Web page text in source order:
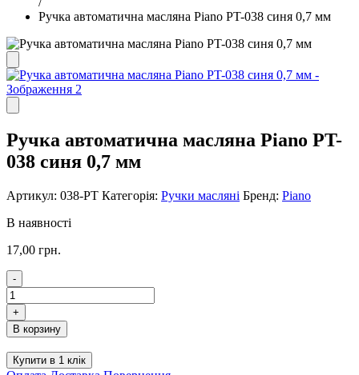
Ручка автоматична масляна Piano PT-038 синя 0,7 мм
Ручка автоматична масляна Piano PT-
038 синя 0,7 мм
Артикул: 038-PT Категорія: Ручки масляні Бренд: Piano
В наявності
17,00 грн.
-
Ручка
автоматична
масляна
Piano
PT-
038
+
В корзину
Купити в 1 клік